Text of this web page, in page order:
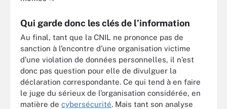
Qui garde donc les clés de l’information
Au final, tant que la CNIL ne prononce pas de
sanction à l’encontre d’une organisation victime
d’une violation de données personnelles, il n’est
donc pas question pour elle de divulguer la
déclaration correspondante. Ce qui tend à en faire
le juge du sérieux de l’organisation considérée, en
matière de cybersécurité. Mais tant son analyse